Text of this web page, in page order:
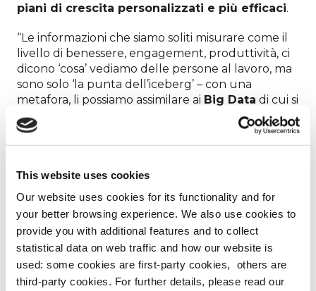
This website uses cookies
Our website uses cookies for its functionality and for
your better browsing experience. We also use cookies to
provide you with additional features and to collect
statistical data on web traffic and how our website is
used: some cookies are first-party cookies, others are
third-party cookies. For further details, please read our
piani di crescita personalizzati e più efficaci.
“Le informazioni che siamo soliti misurare come il
livello di benessere, engagement, produttività, ci
dicono ‘cosa’ vediamo delle persone al lavoro, ma
sono solo ‘la punta dell’iceberg’ – con una
metafora, li possiamo assimilare ai Big Data di cui si
parla nel Marketing. Il ‘perché’,
le ragioni
profonde
di ciò che siamo abituati a osservare (e
valutare) devono essere ricercate in quelle
stessa metafora, possiamo paragonare agli
data di cui parla Martin Lindstrom“, spiega
Chiara Bacilieri, Head of Data di Lifeed